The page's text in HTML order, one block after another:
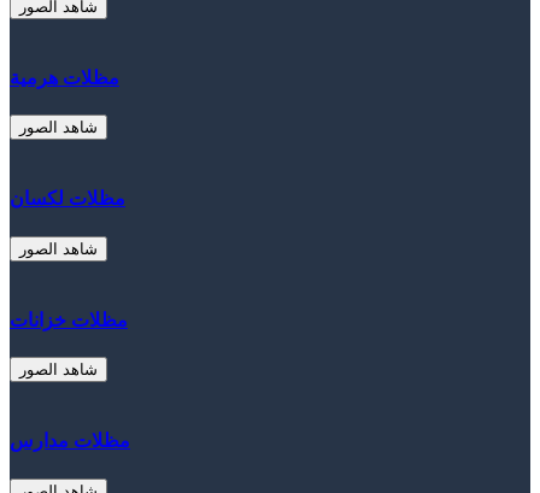
شاهد الصور
مظلات هرمية
شاهد الصور
مظلات لكسان
شاهد الصور
مظلات خزانات
شاهد الصور
مظلات مدارس